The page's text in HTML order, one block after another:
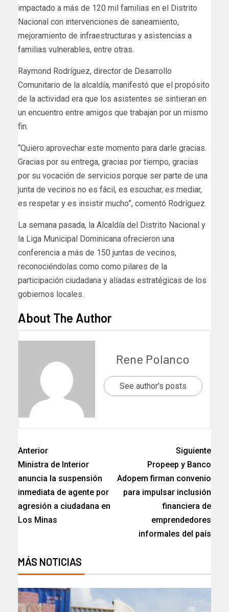
impactado a más de 120 mil familias en el Distrito
Nacional con intervenciones de saneamiento,
mejoramiento de infraestructuras y asistencias a
familias vulnerables, entre otras.
Raymond Rodríguez, director de Desarrollo
Comunitario de la alcaldía, manifestó que el propósito
de la actividad era que los asistentes se sintieran en
un encuentro entre amigos que trabajan por un mismo
fin.
“Quiero aprovechar este momento para darle gracias.
Gracias por su entrega, gracias por tiempo, gracias
por su vocación de servicios porque ser parte de una
junta de vecinos no es fácil, es escuchar, es mediar,
es respetar y es insistir mucho”, comentó Rodríguez.
La semana pasada, la Alcaldía del Distrito Nacional y
la Liga Municipal Dominicana ofrecieron una
conferencia a más de 150 juntas de vecinos,
reconociéndolas como como pilares de la
participación ciudadana y aliadas estratégicas de los
gobiernos locales.
About The Author
Rene Polanco
See author's posts
Anterior
Ministra de Interior
anuncia la suspensión
inmediata de agente por
agresión a ciudadana en
Los Minas
Siguiente
Propeep y Banco
Adopem firman convenio
para impulsar inclusión
financiera de
emprendedores
informales del país
MÁS NOTICIAS